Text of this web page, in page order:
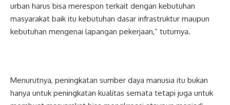
urban harus bisa merespon terkait dengan kebutuhan
masyarakat baik itu kebutuhan dasar infrastruktur maupun
kebutuhan mengenai lapangan pekerjaan,” tuturnya.
Menurutnya, peningkatan sumber daya manusia itu bukan
hanya untuk peningkatan kualitas semata tetapi juga untuk